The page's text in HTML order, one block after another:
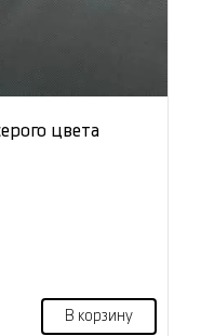
цвета
В корзину